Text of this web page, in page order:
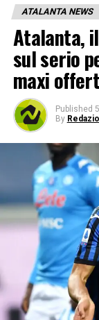
ATALANTA NEWS
Atalanta,
sul serio
maxi
Published
By